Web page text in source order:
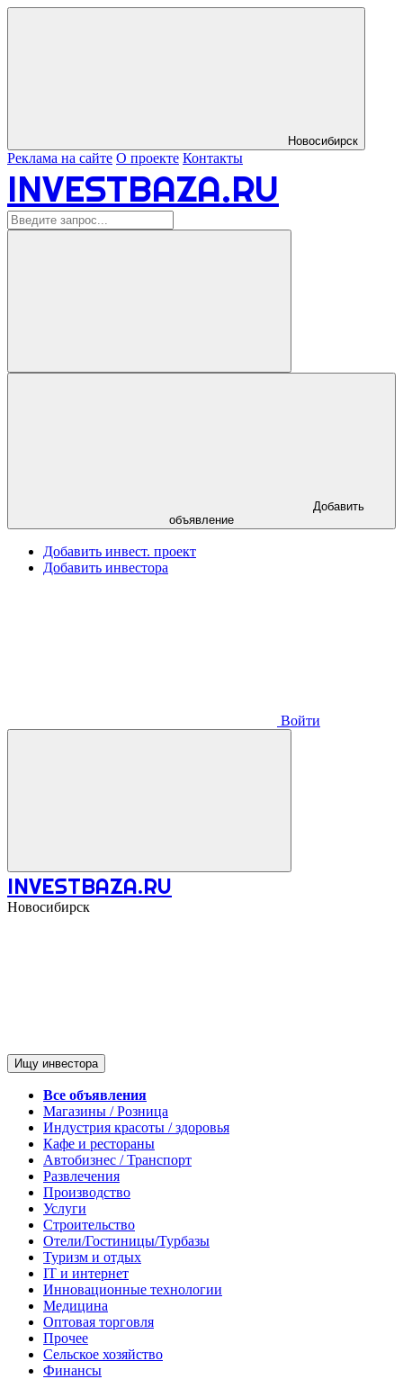
Новосибирск
Реклама на сайте О проекте Контакты
INVESTBAZA.RU
объявление
Добавить инвест. проект
Добавить инвестора
Войти
INVESTBAZA.RU
Новосибирск
Ищу инвестора
Все объявления
Магазины / Розница
Индустрия красоты / здоровья
Кафе и рестораны
Автобизнес / Транспорт
Развлечения
Производство
Услуги
Строительство
Отели/Гостиницы/Турбазы
Туризм и отдых
IT и интернет
Инновационные технологии
Медицина
Оптовая торговля
Прочее
Сельское хозяйство
Финансы